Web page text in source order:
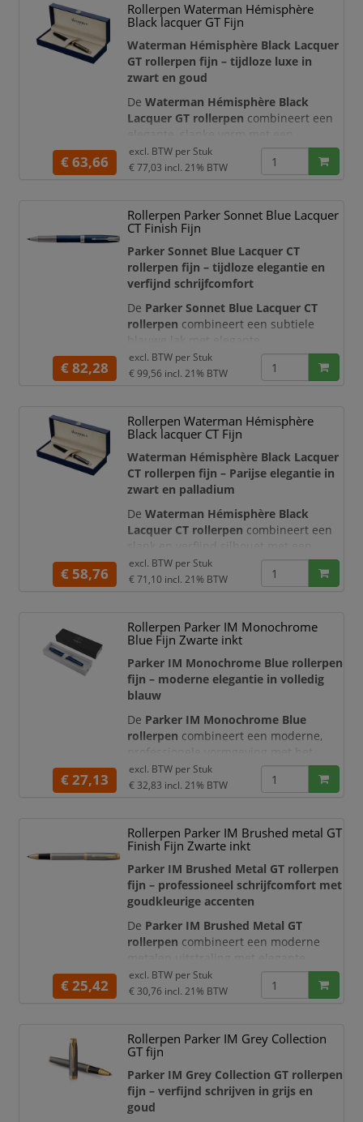
chroomkleurige details en de
karakteristieke Parker-pijlclip. Het
grotere XL-formaat biedt extra grip en
maakt deze rollerpen bij
Rollerpen Waterman Hémisphère
Black lacquer GT Fijn
Waterman Hémisphère Black Lacquer
GT rollerpen fijn – tijdloze luxe in
zwart en goud
DeWaterman Hémisphère Black
Lacquer GT rollerpen combineert een
diepzwarte glanzende lak en verfijnde
goudkleurige details. De karakteristieke
luxe rollerpen een stijlvolle Parijse
uitstraling. Daarmee is de pen
bijzonder geschikt voor professioneel
gebruik, perso
€ 63,66
excl. BTW per Stuk
€ 77,03 incl. 21% BTW
Rollerpen Parker Sonnet Blue Lacquer
CT Finish Fijn
Parker Sonnet Blue Lacquer CT
rollerpen fijn – tijdloze elegantie en
verfijnd schrijfcomfort
De Parker Sonnet Blue Lacquer CT
rollerpen combineert een subtiele
palladiumkleurige details. De
uitgebalanceerde vorm, verfijnde
representatief schrijfinstrument voor
zakelijke en persoonlijke
gelegenheden.
De fijne rollerballpunt schrijft met
zwarte in
€ 82,28
excl. BTW per Stuk
€ 99,56 incl. 21% BTW
Rollerpen Waterman Hémisphère
Black lacquer CT Fijn
Waterman Hémisphère Black Lacquer
CT rollerpen fijn – Parijse elegantie in
zwart en palladium
DeWaterman Hémisphère Black
Lacquer CT rollerpen combineert een
slank en verfijnd silhouet met een
tijdloze glanzend zwarte lak. De
palladiumkleurige sierdelen, de
deze luxe rollerpen een moderne en
professionele uitstraling. Daarmee is
de pen geschikt voor dagelijks zakelijk
gebru
€ 58,76
excl. BTW per Stuk
€ 71,10 incl. 21% BTW
Rollerpen Parker IM Monochrome
Blue Fijn Zwarte inkt
Parker IM Monochrome Blue rollerpen
fijn – moderne elegantie in volledig
blauw
De Parker IM Monochrome Blue
rollerpen combineert een moderne,
professionele vormgeving met het
betrouwbare schrijfcomfort van Parker.
De volledig metalen behuizing is
sierdelen. Van de iconische Parker-
pijlclip tot de punt vormt de pen één
harmonieus monochroom geheel.
De fijne rollerbal
€ 27,13
excl. BTW per Stuk
€ 32,83 incl. 21% BTW
Rollerpen Parker IM Brushed metal GT
Finish Fijn Zwarte inkt
Parker IM Brushed Metal GT rollerpen
fijn – professioneel schrijfcomfort met
goudkleurige accenten
De Parker IM Brushed Metal GT
rollerpen combineert een moderne
goudkleurige details. De geborstelde
afwerking, slanke vorm en
uitstraling. Daarmee is deze luxe
rollerpen geschikt voor dagelijks
gebruik op kantoor, tijdens
vergaderingen, bi
€ 25,42
excl. BTW per Stuk
€ 30,76 incl. 21% BTW
Rollerpen Parker IM Grey Collection
GT fijn
Parker IM Grey Collection GT rollerpen
fijn – verfijnd schrijven in grijs en
goud